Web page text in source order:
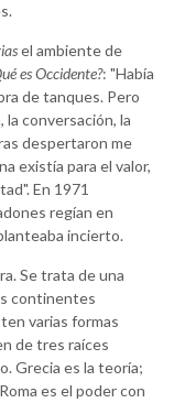
el ambiente de
es Occidente?: "Había
de tanques. Pero
conversación, la
despertaron me
existía para el valor,
En 1971
regían en
incierto.
Se trata de una
continentes
varias formas
de tres raíces
Grecia es la teoría;
es el poder con